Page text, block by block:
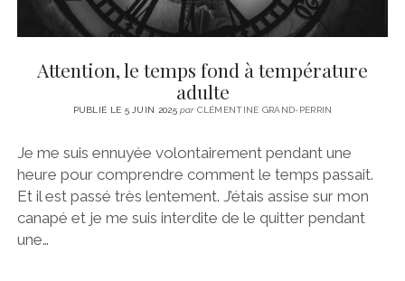
Attention, le temps fond à température
adulte
PUBLIÉ LE 5 JUIN 2025parCLÉMENTINE GRAND-PERRIN
Je me suis ennuyée volontairement pendant une
heure pour comprendre comment le temps passait.
Et il est passé très lentement. J’étais assise sur mon
canapé et je me suis interdite de le quitter pendant
une…